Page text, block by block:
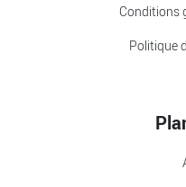
Conditions
Politique